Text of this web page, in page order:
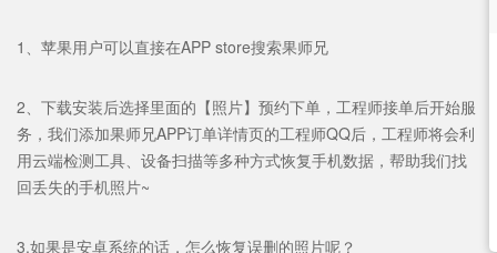
1、苹果用户可以直接在APP store搜索果师兄
2、下载安装后选择里面的【照片】预约下单，工程师接单后开始服
务，我们添加果师兄APP订单详情页的工程师QQ后，工程师将会利
用云端检测工具、设备扫描等多种方式恢复手机数据，帮助我们找
回丢失的手机照片~
3.如果是安卓系统的话，怎么恢复误删的照片呢？